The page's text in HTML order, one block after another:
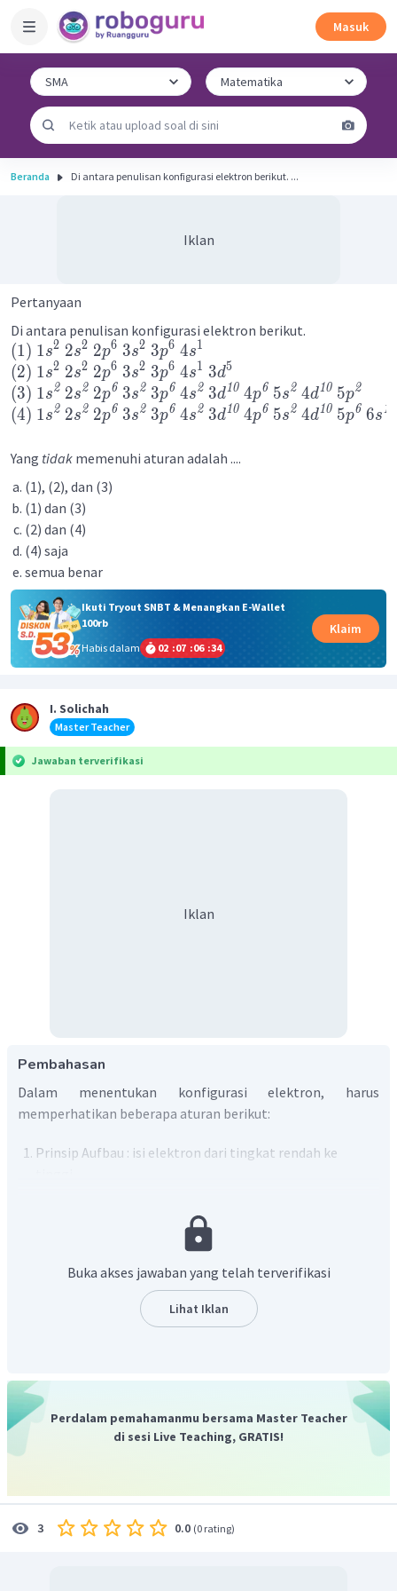
Masuk
Beranda Di antara penulisan konfigurasi elektron berikut. ...
Iklan
Pertanyaan
Di antara penulisan konfigurasi elektron berikut.
(1) 1s2 2s2 2p6 3s2 3p6 4s1
(2) 1s2 2s2 2p6 3s2 3p6 4s1 3d5
(3) 1s2 2s2 2p6 3s2 3p6 4s2 3d10 4p6 5s2 4d10 5p2
(4) 1s2 2s2 2p6 3s2 3p6 4s2 3d10 4p6 5s2 4d10 5p6 6s1
Yang tidak memenuhi aturan adalah ....
(1), (2), dan (3)
(1) dan (3)
(2) dan (4)
(4) saja
semua benar
Ikuti Tryout SNBT & Menangkan E-Wallet
100rb
Habis dalam
02 :07 :06 :34
Klaim
I. Solichah
Master Teacher
Jawaban terverifikasi
Iklan
Pembahasan
Dalam menentukan konfigurasi elektron, harus
memperhatikan beberapa aturan berikut:
Prinsip Aufbau : isi elektron dari tingkat rendah ke
tersebar pada orbital yang punya tingkat energi dan
arah spin yang sama baru kemudian berpasangan
Larangan Pauli : 1 orbital terdiri dari maksimal 2
elektron dengan arah spin berlawanan
rendah ke tingkat energi yang lebih tinggi. Apabila
terdapat 1 subkulit dengan harga n + l sama, elektron akan
mengisi subkulit yang harga m-nya lebih kecil terlebih
dahulu . Dengan demikian, suatu atom selalu berada pada
tinggi digambarkan sebagai diagram elektron Aufbau,
yaitu:
Buka akses jawaban yang telah terverifikasi
Lihat Iklan
Perdalam pemahamanmu bersama Master Teacher
di sesi Live Teaching, GRATIS!
3 0.0 (0 rating)